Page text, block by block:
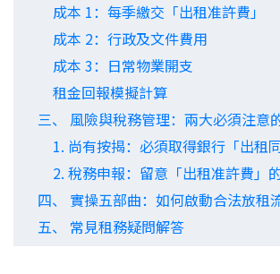
公司動態
統計數據庫
按揭快趣智識
按揭智庫
成本 1：每季繳交「出租准許費」
成本 2：行政及文件費用
成本 3：日常物業開支
租金回報模擬計算
三、 風險與稅務管理：兩大必須注意
1. 尚有按揭：必須取得銀行「出租同
2. 稅務申報：留意「出租准許費」
四、 實操五部曲：如何啟動合法放租
五、 常見租務疑問解答